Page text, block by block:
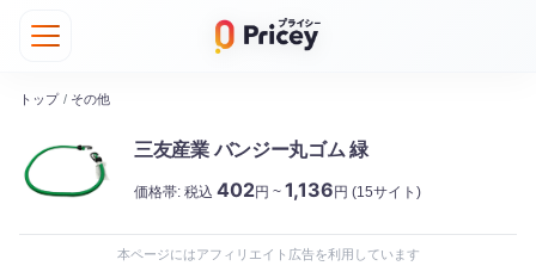
トップ / その他
三友産業 バンジー丸ゴム 緑
価格帯: 税込 402円 ~ 1,136 円 (15サイト)
本ページにはアフィリエイト広告を利用しています